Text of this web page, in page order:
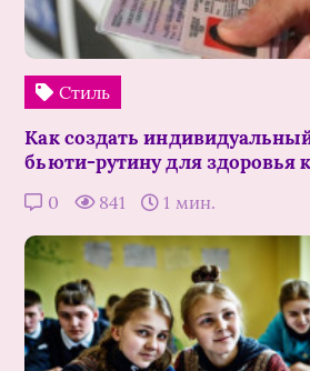
Стиль
Как создать
бьюти-рутину для здоровья
0 841 1 мин.